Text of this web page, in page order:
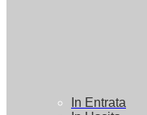
In Entrata